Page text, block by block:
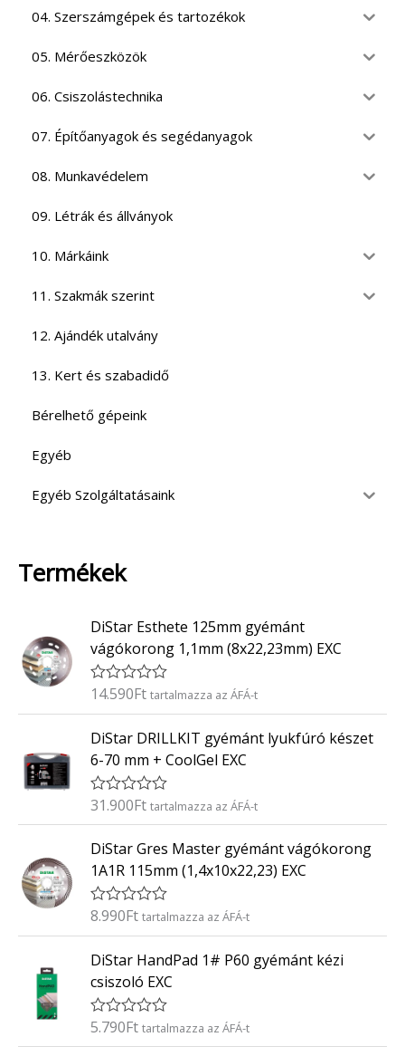
04. Szerszámgépek és tartozékok
05. Mérőeszközök
06. Csiszolástechnika
07. Építőanyagok és segédanyagok
08. Munkavédelem
09. Létrák és állványok
10. Márkáink
11. Szakmák szerint
12. Ajándék utalvány
13. Kert és szabadidő
Bérelhető gépeink
Egyéb
Egyéb Szolgáltatásaink
Termékek
DiStar Esthete 125mm gyémánt
vágókorong 1,1mm (8x22,23mm) EXC
É
é
k
e
l
é
s
:
/
5
14.590Ft tartalmazza az ÁFÁ-t
DiStar DRILLKIT gyémánt lyukfúró készet
6-70 mm + CoolGel EXC
É
é
k
e
l
s
:
/
5
31.900Ft tartalmazza az ÁFÁ-t
DiStar Gres Master gyémánt vágókorong
1A1R 115mm (1,4x10x22,23) EXC
É
é
e
l
é
s
:
8.990Ft tartalmazza az ÁFÁ-t
DiStar HandPad 1# P60 gyémánt kézi
csiszoló EXC
É
5.790Ft tartalmazza az ÁFÁ-t